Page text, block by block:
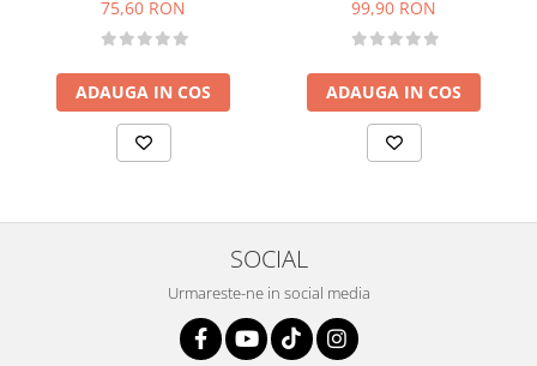
75,60 RON
ADAUGA IN COS
99,90 RON
ADAUGA IN COS
SOCIAL
Urmareste-ne in social media